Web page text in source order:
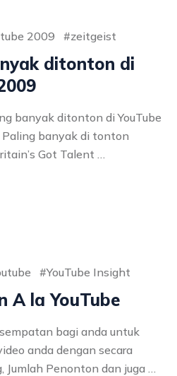
2009 zeitgeist
ditonton di
banyak ditonton di YouTube
banyak di tonton
Got Talent …
YouTube Insight
A la YouTube
bagi anda untuk
anda dengan secara
Penonton dan juga …